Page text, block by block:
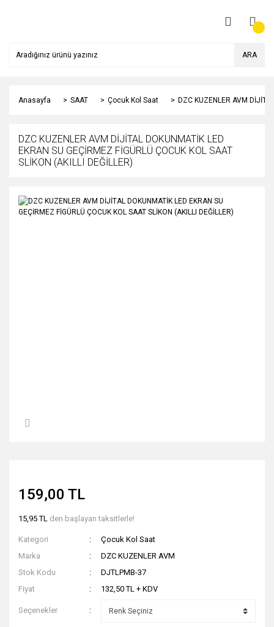
ARA
Anasayfa SAAT Çocuk Kol Saat DZC KUZENLER AVM
DZC KUZENLER AVM DİJİTAL DOKUNMATİK LED
EKRAN SU GEÇİRMEZ FİGÜRLÜ ÇOCUK KOL SAAT
SLİKON (AKILLI DEĞİLLER)
159,00 TL
15,95 TL den başlayan taksitlerle!
Kategori
Çocuk Kol Saat
Marka
DZC KUZENLER AVM
Stok Kodu
DJTLPMB-37
Fiyat
132,50 TL + KDV
Seçenekler